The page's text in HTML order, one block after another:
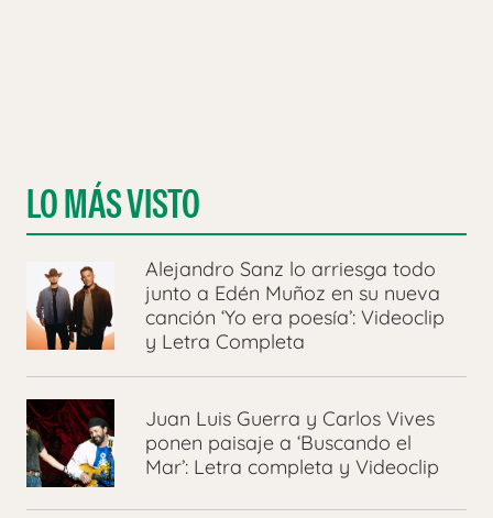
LO MÁS VISTO
Alejandro Sanz lo arriesga todo
junto a Edén Muñoz en su nueva
canción ‘Yo era poesía’: Videoclip
y Letra Completa
Juan Luis Guerra y Carlos Vives
ponen paisaje a ‘Buscando el
Mar’: Letra completa y Videoclip